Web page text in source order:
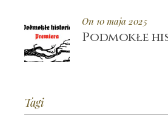
On 10 maja 2025
Podmokłe
Tagi